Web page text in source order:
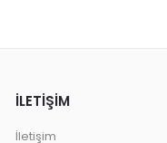
İLETİŞİM
İletişim